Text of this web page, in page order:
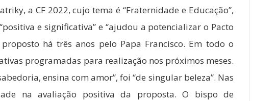
a CF 2022, cujo tema é “Fraternidade e Educação”,
e significativa” e “ajudou a potencializar o Pacto
proposto há três anos pelo Papa Francisco. Em todo o
programadas para realização nos próximos meses.
ensina com amor”, foi “de singular beleza”. Nas
na avaliação positiva da proposta. O bispo de